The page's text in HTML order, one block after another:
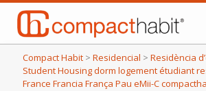
Compact Habit > Residencial > Residència
Student Housing dorm logement étudiant
France Francia França Pau eMii-C